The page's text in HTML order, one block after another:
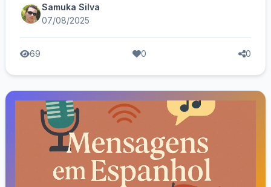
Samuka Silva
07/08/2025
69 0 0